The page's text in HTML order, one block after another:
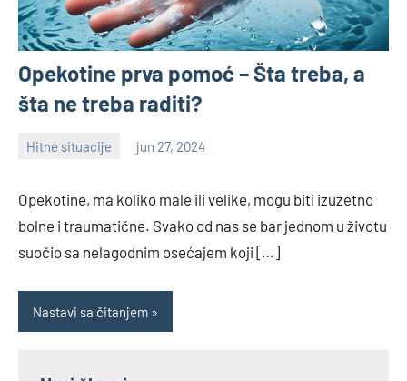
Opekotine prva pomoć – Šta treba, a
šta ne treba raditi?
Hitne situacije jun 27, 2024
Opekotine, ma koliko male ili velike, mogu biti izuzetno
bolne i traumatične. Svako od nas se bar jednom u životu
suočio sa nelagodnim osećajem koji […]
Nastavi sa čitanjem